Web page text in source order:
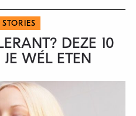
DEZE 10
WÉL ETEN